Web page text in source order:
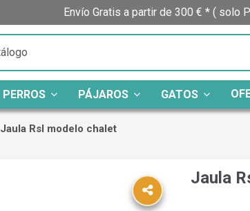
Envío Gratis a partir de 300 € * ( solo
PERROS PÁJAROS GATOS
Jaula Rsl modelo chalet
Jaula